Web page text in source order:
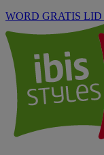
WORD GRATIS LID